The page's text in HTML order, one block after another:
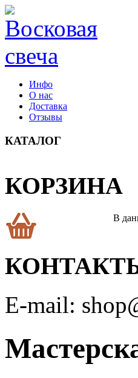
Инфо
О нас
Доставка
Отзывы
КАТАЛОГ
КОРЗИНА
В
E-mail: